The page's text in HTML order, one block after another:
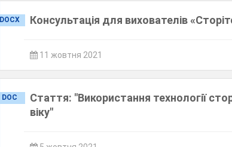
DOCX Консультація для вихователів
11 жовтня 2021
DOC
Стаття: "Використання технології
віку"